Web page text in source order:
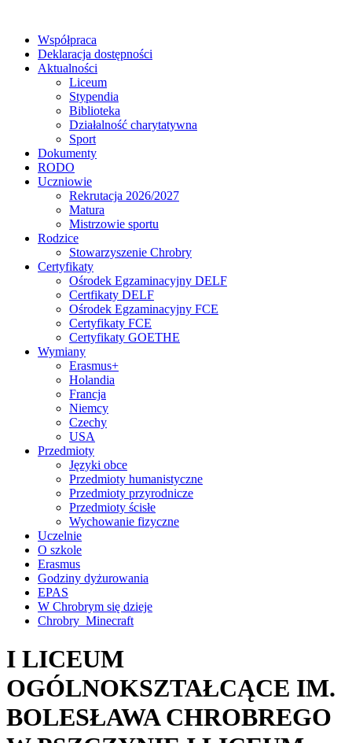
Współpraca
Deklaracja dostępności
Aktualności
Liceum
Stypendia
Biblioteka
Działalność charytatywna
Sport
Dokumenty
RODO
Uczniowie
Rekrutacja 2026/2027
Matura
Mistrzowie sportu
Rodzice
Stowarzyszenie Chrobry
Certyfikaty
Ośrodek Egzaminacyjny DELF
Certfikaty DELF
Ośrodek Egzaminacyjny FCE
Certyfikaty FCE
Certyfikaty GOETHE
Wymiany
Erasmus+
Holandia
Francja
Niemcy
Czechy
USA
Przedmioty
Języki obce
Przedmioty humanistyczne
Przedmioty przyrodnicze
Przedmioty ścisłe
Wychowanie fizyczne
Uczelnie
O szkole
Erasmus
Godziny dyżurowania
EPAS
W Chrobrym się dzieje
Chrobry_Minecraft
I LICEUM
OGÓLNOKSZTAŁCĄCE IM.
BOLESŁAWA CHROBREGO